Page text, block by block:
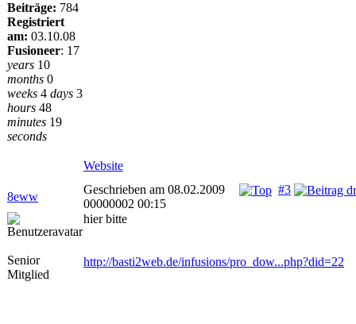
Beiträge: 784
Registriert
am: 03.10.08
Fusioneer: 17
years 10
months 0
weeks 4 days 3
hours 48
minutes 19
seconds
Website
8eww
#3
Geschrieben am 08.02.2009
00000002 00:15
Senior
Mitglied
hier bitte
http://basti2web.de/infusions/pro_dow...php?did=22